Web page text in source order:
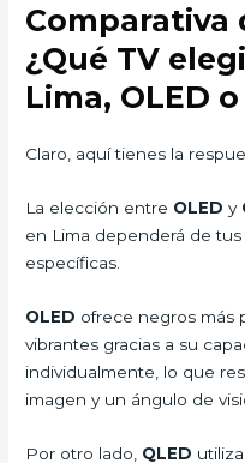
Comparativa
¿Qué TV
Lima, OLED o
Claro, aquí tienes la
La elección entre OLED y
en Lima dependerá de
específicas.
OLED ofrece negros más
vibrantes gracias a su
individualmente, lo que
imagen y un ángulo de
Por otro lado, QLED